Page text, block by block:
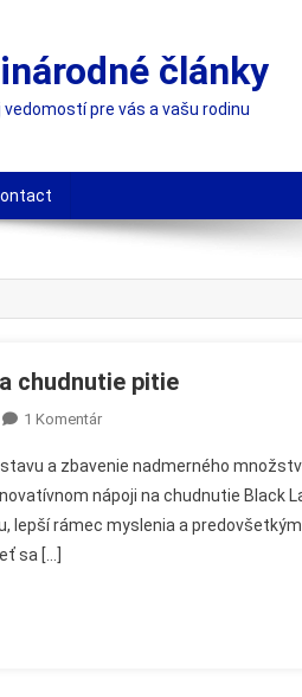
články
pre vás a vašu rodinu
chudnutie pitie
1 KomentárNa
Latte
–
Názor
a zbavenie nadmerného
nápoji na chudnutie Black
lepší rámec myslenia a
sa […]